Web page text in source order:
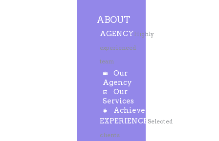
ABOUT
AGENCYHighly
experienced
team
Our
Agency
Our
Services
Achievements
EXPERIENCE Selected
clients